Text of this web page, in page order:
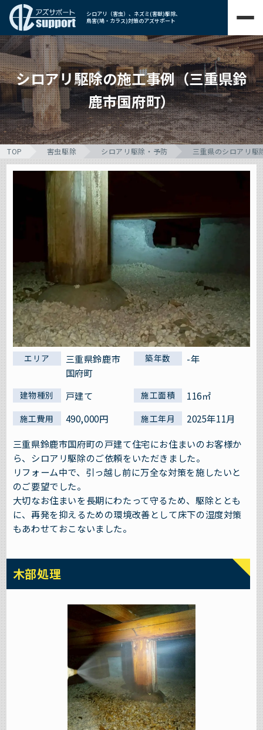
シロアリ（害虫）、ネズミ(害獣)駆除、
鳥害(鳩・カラス)対策のアズサポート
シロアリ駆除の施工事例（三重県鈴
鹿市国府町）
TOP 害虫駆除 シロアリ駆除・予防 三重県のシロアリ駆
エリア
三重県鈴鹿市
国府町
築年数 -年
建物種別 戸建て 施工面積 116㎡
施工費用 490,000円 施工年月
2025年11月
三重県鈴鹿市国府町の戸建て住宅にお住まいのお客様か
ら、シロアリ駆除のご依頼をいただきました。
リフォーム中で、引っ越し前に万全な対策を施したいと
のご要望でした。
大切なお住まいを長期にわたって守るため、駆除ととも
に、再発を抑えるための環境改善として床下の湿度対策
もあわせておこないました。
木部処理